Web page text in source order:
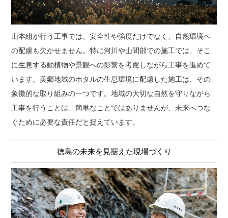
山本組が行う工事では、安全性や強度だけでなく、自然環境へ
の配慮も欠かせません。特に河川や山間部での施工では、そこ
に生息する動植物や景観への影響を考慮しながら工事を進めて
います。美郷地域のホタルの生息環境に配慮した施工は、その
象徴的な取り組みの一つです。地域の大切な自然を守りながら
工事を行うことは、簡単なことではありませんが、未来へつな
ぐために必要な責任だと捉えています。
徳島の未来を見据えた現場づくり